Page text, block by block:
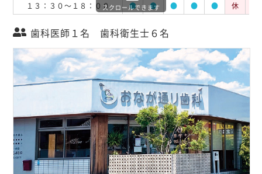
１３：３０～１８：００
● ● ● ● ● 休
スクロールできます
歯科医師１名 歯科衛生士６名